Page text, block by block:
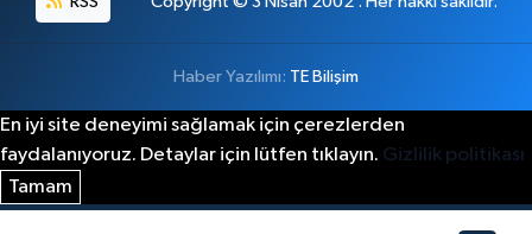
Haber Yazılımı: TE Bilişim
En iyi site deneyimi sağlamak için çerezlerden
faydalanıyoruz. Detaylar için lütfen tıklayın. Gizlilik politikası
Tamam